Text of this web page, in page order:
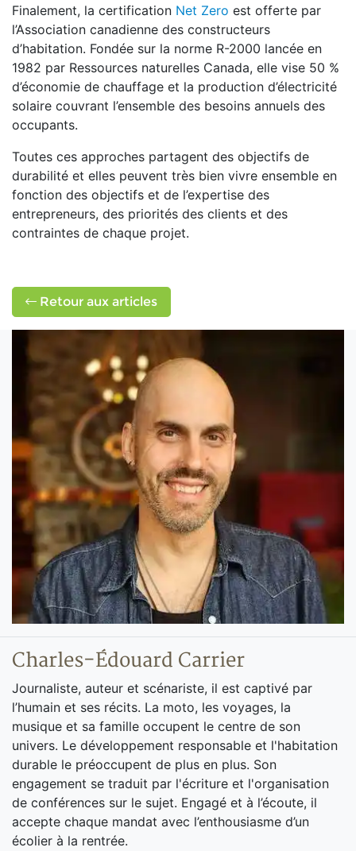
Finalement, la certification Net Zero est offerte par
l’Association canadienne des constructeurs
d’habitation. Fondée sur la norme R-2000 lancée en
1982 par Ressources naturelles Canada, elle vise 50 %
d’économie de chauffage et la production d’électricité
solaire couvrant l’ensemble des besoins annuels des
occupants.
Toutes ces approches partagent des objectifs de
durabilité et elles peuvent très bien vivre ensemble en
fonction des objectifs et de l’expertise des
entrepreneurs, des priorités des clients et des
contraintes de chaque projet.
Retour aux articles
Charles-Édouard Carrier
Journaliste, auteur et scénariste, il est captivé par
l’humain et ses récits. La moto, les voyages, la
musique et sa famille occupent le centre de son
univers. Le développement responsable et l'habitation
durable le préoccupent de plus en plus. Son
engagement se traduit par l'écriture et l'organisation
de conférences sur le sujet. Engagé et à l’écoute, il
accepte chaque mandat avec l’enthousiasme d’un
écolier à la rentrée.